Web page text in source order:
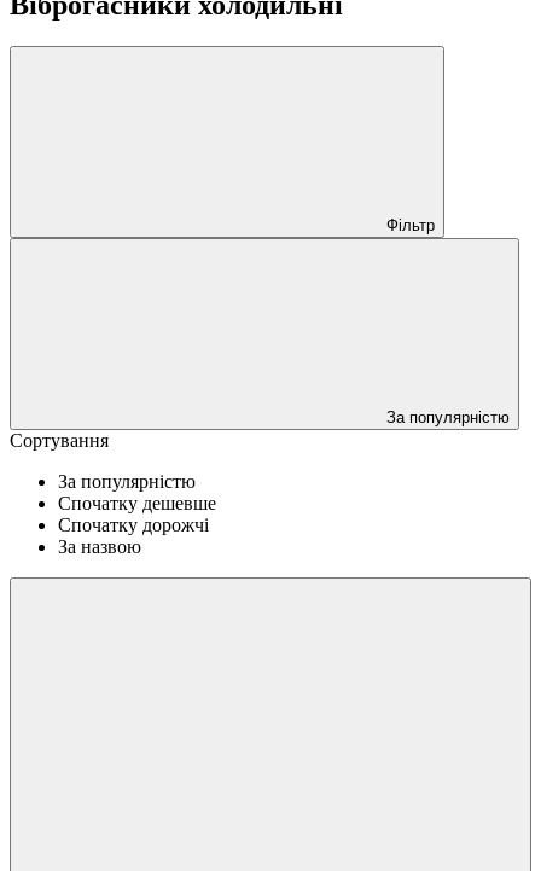
Фільтр
За популярністю
Сортування
За популярністю
Спочатку дешевше
Спочатку дорожчі
За назвою